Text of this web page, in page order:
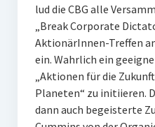
lud die CBG alle
„Break Corporate
AktionärInnen-Treffen
ein. Wahrlich ein
„Aktionen für die
Planeten“ zu initiieren.
dann auch begeisterte